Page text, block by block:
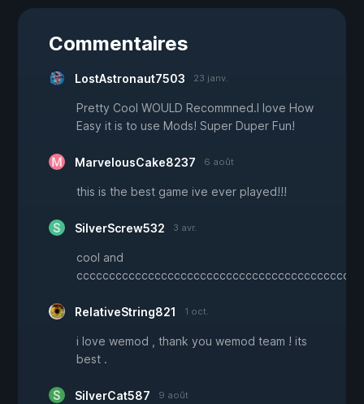
Commentaires
LostAstronaut7503 23 janv.
Pretty Cool WOULD Recommned.I love How
Easy it is to use Mods! Super Duper Fun!
MarvelousCake8237 6 août
this is the best game ive ever played!!!
SilverScrew532 3 avr.
cool and
RelativeString821 1 oct.
i love wemod , thank you wemod team ! its
best .
SilverCat587 9 août